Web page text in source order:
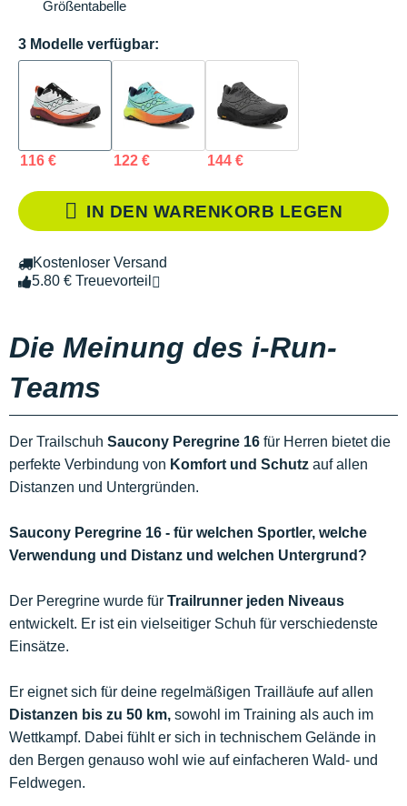
Größentabelle
3 Modelle verfügbar:
116 € 122 € 144 €
IN DEN WARENKORB LEGEN
Kostenloser Versand
5.80 € Treuevorteil
Die Meinung des i-Run-
Teams
Der Trailschuh Saucony Peregrine 16 für Herren bietet die
perfekte Verbindung von Komfort und Schutz auf allen
Distanzen und Untergründen.
Saucony Peregrine 16 - für welchen Sportler, welche
Verwendung und Distanz und welchen Untergrund?
Der Peregrine wurde für Trailrunner jeden Niveaus
entwickelt. Er ist ein vielseitiger Schuh für verschiedenste
Einsätze.
Er eignet sich für deine regelmäßigen Trailläufe auf allen
Distanzen bis zu 50 km, sowohl im Training als auch im
Wettkampf. Dabei fühlt er sich in technischem Gelände in
den Bergen genauso wohl wie auf einfacheren Wald- und
Feldwegen.